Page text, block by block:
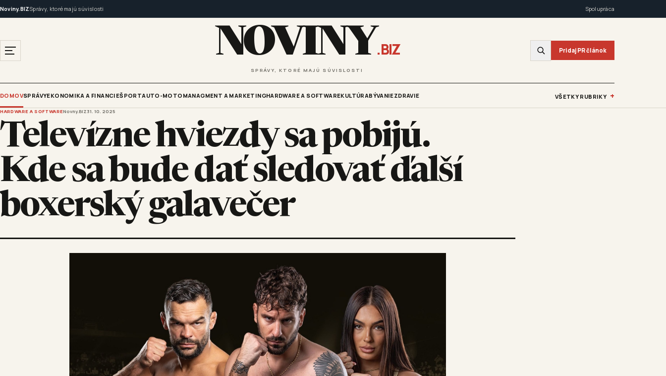
Noviny.BIZSprávy, ktoré majú súvislosti Spolupráca
NOVINY .BIZ
SPRÁVY, KTORÉ MAJÚ SÚVISLOSTI
Pridaj PR článok
DOMOVSPRÁVYEKONOMIKA A FINANCIEŠPORTAUTO-MOTO MANAGMENT A MARKETINGHARDWARE A SOFTWAREKULTÚRABÝVANIEZDRAVIE VŠETKY RUBRIKY +
HARDWARE A SOFTWARENovny.BIZ31. 10. 2025
Televízne hviezdy sa pobijú.
Kde sa bude dať sledovať ďalší
boxerský galavečer